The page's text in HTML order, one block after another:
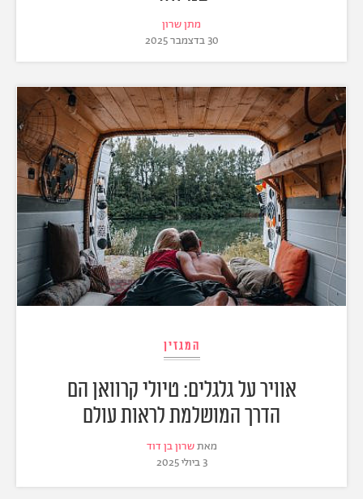
מתן שרון
30 בדצמבר 2025
המגזין
אוויר על גלגלים: טיולי קרוואן הם
הדרך המושלמת לראות עולם
מאתשרון בן דוד
3 ביולי 2025